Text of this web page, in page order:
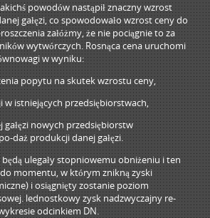
powodów nastąpił znaczny wzrost
gałęzi, co spowodowało wzrost ceny do
załóżmy, że nie pociągnie to za
wytwórczych. Rosnąca cena uruchomi
w wyniku:
popytu na skutek wzrostu ceny,
w istniejących przedsiębiorstwach,
gałęzi nowych przedsiębiorstw
daż produkcji danej gałęzi.
ulegały stopniowemu obniżeniu i ten
do momentu, w którym znikną zyski
i osiągnięty zostanie poziom
lednostkowy zysk nadzwyczajny re-
odcinkiem DN.